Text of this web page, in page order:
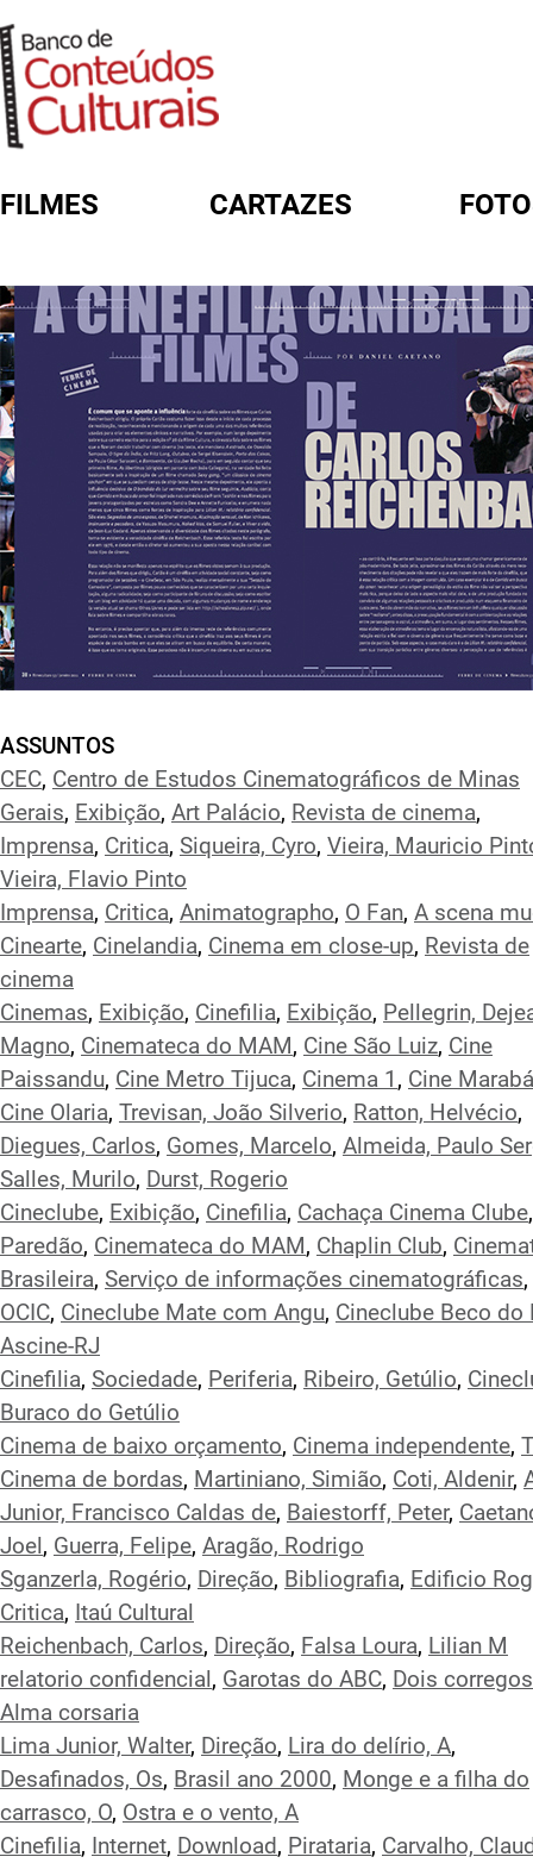
FILMES CARTAZES
ASSUNTOS
CEC, Centro de Estudos Cinematográficos de Minas
Gerais, Exibição, Art Palácio, Revista de cinema,
Imprensa, Critica, Siqueira, Cyro, Vieira, Mauricio
Vieira, Flavio Pinto
Imprensa, Critica, Animatographo, O Fan, A scena
Cinearte, Cinelandia, Cinema em close-up, Revista de
cinema
Cinemas, Exibição, Cinefilia, Exibição, Pellegrin,
Magno, Cinemateca do MAM, Cine São Luiz, Cine
Paissandu, Cine Metro Tijuca, Cinema 1 , Cine Marabá
Cine Olaria, Trevisan, João Silverio, Ratton, Helvécio,
Diegues, Carlos, Gomes, Marcelo, Almeida, Paulo
Salles, Murilo, Durst, Rogerio
Cineclube, Exibição, Cinefilia, Cachaça Cinema Clube,
Paredão, Cinemateca do MAM, Chaplin Club,
Brasileira, Serviço de informações cinematográficas,
OCIC, Cineclube Mate com Angu, Cineclube Beco do
Ascine-RJ
Cinefilia, Sociedade, Periferia, Ribeiro, Getúlio,
Buraco do Getúlio
Cinema de baixo orçamento, Cinema independente,
Cinema de bordas, Martiniano, Simião, Coti, Aldenir,
Junior, Francisco Caldas de, Baiestorff, Peter,
Joel , Guerra, Felipe, Aragão, Rodrigo
Sganzerla, Rogério, Direção, Bibliografia, Edificio
Critica, Itaú Cultural
Reichenbach, Carlos, Direção, Falsa Loura, Lilian M
relatorio confidencial , Garotas do ABC, Dois corregos
Alma corsaria
Lima Junior, Walter, Direção, Lira do delírio, A,
Desafinados, Os, Brasil ano 2000, Monge e a filha do
carrasco, O, Ostra e o vento, A
Cinefilia, Internet, Download, Pirataria, Carvalho,
FORMULÁRIO DE BUSCA